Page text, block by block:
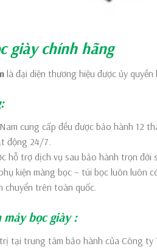
giày chính hãng
là đại diện thương hiệu được ủy
cung cấp đều được bảo hành 12
động 24/7.
hỗ trợ dịch vụ sau bảo hành trọn đời
kiện màng bọc – túi bọc luôn luôn
chuyển trên toàn quốc.
máy bọc giày :
tại trung tâm bảo hành của Công ty